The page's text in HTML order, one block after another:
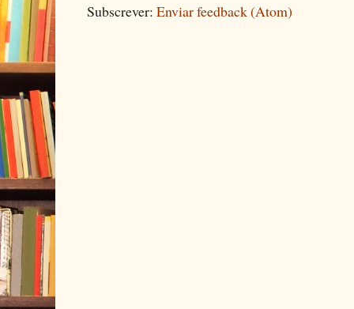
Subscrever: Enviar feedback (Atom)